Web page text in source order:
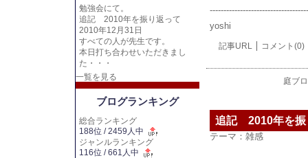
yoshi
記事URL コメント(0)
庭ブ
追記 2010年を振
テーマ： 雑感
勉強会にて。
追記 2010年を振り返って
2010年12月31日
すべての人が先生です。
本日打ち合わせいただきまし
た・・・
一覧を見る
ブログランキング
総合ランキング
188位 / 2459人中
ジャンルランキング
116位 / 661人中